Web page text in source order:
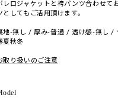
レロジャケットと袴パンツ合わせて
としてもご活用頂けます。
地-無し / 厚み-普通 / 透け感-無し /
夏秋冬
取り扱いのご注意